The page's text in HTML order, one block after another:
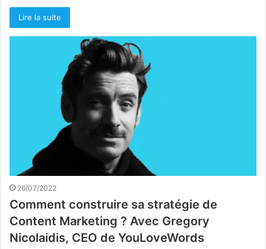
Lire la suite
26/07/2022
Comment construire sa stratégie de
Content Marketing ? Avec Gregory
Nicolaidis, CEO de YouLoveWords